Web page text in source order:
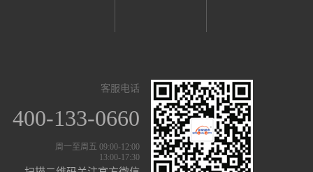
客服电话
400-133-0660
周一至周五 09:00-12:00
13:00-17:30